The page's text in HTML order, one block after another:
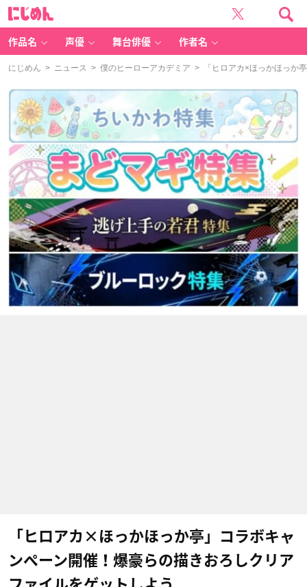
作品名 声優 舞台俳優 作者名
にじめん > ニュース > 僕のヒーローアカデミア > 「ヒロアカ×ほっかほっか
「ヒロアカ×ほっかほっか亭」コラボキャ
ンペーン開催！爆豪らの描きおろしクリア